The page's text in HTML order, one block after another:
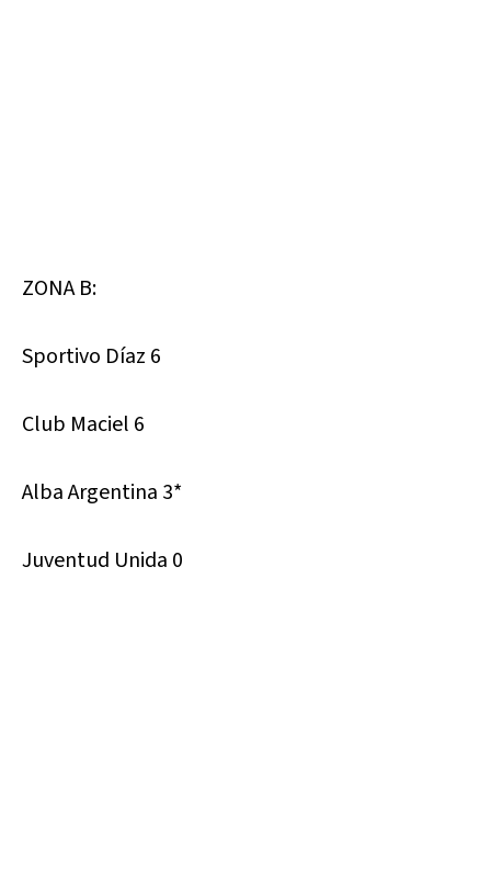
ZONA B:
Sportivo Díaz 6
Club Maciel 6
Alba Argentina 3*
Juventud Unida 0